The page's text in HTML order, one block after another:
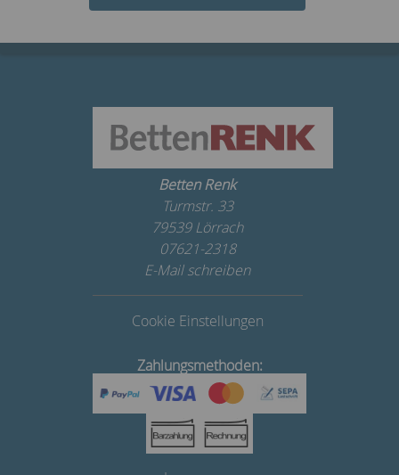
Betten Renk
Turmstr. 33
79539 Lörrach
07621-2318
E-Mail schreiben
Cookie Einstellungen
Zahlungsmethoden: